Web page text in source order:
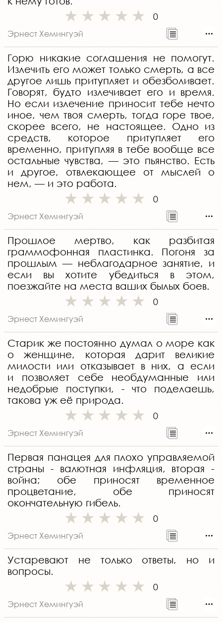
0
Эрнест Хемингуэй
Горю никакие соглашения не помогут.
Излечить его может только смерть, а все
другое лишь притупляет и обезболивает.
Говорят, будто излечивает его и время.
Но если излечение приносит тебе нечто
иное, чем твоя смерть, тогда горе твое,
скорее всего, не настоящее. Одно из
средств, которое притупляет его
временно, притупляя в тебе вообще все
остальные чувства, — это пьянство. Есть
и другое, отвлекающее от мыслей о
нем, — и это работа.
0
Эрнест Хемингуэй
Прошлое мертво, как разбитая
граммофонная пластинка. Погоня за
прошлым — неблагодарное занятие, и
если вы хотите убедиться в этом,
поезжайте на места ваших былых боев.
0
Эрнест Хемингуэй
Старик же постоянно думал о море как
о женщине, которая дарит великие
милости или отказывает в них, а если
и позволяет себе необдуманные или
недобрые поступки, - что поделаешь,
такова уж её природа.
0
Эрнест Хемингуэй
Первая панацея для плохо управляемой
страны - валютная инфляция, вторая -
война; обе приносят временное
процветание, обе приносят
окончательную гибель.
0
Эрнест Хемингуэй
Устаревают не только ответы, но и
вопросы.
0
Эрнест Хемингуэй